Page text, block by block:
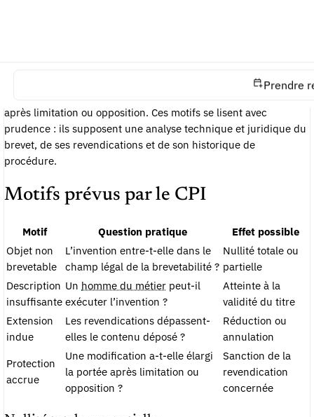
Prendre
description, l’extension de l’objet au-delà de la demande
après limitation ou opposition. Ces motifs se lisent avec
prudence : ils supposent une analyse technique et juridique du
brevet, de ses revendications et de son historique de
procédure.
Motifs prévus par le CPI
Motif Question pratique
Effet possible
Objet non
brevetable
L’invention entre-t-elle dans le
champ légal de la brevetabilité ?
Nullité totale ou
partielle
Description
insuffisante
Un homme du métier peut-il
exécuter l’invention ?
Atteinte à la
validité du titre
Extension
indue
Les revendications dépassent-
elles le contenu déposé ?
Réduction ou
annulation
Protection
accrue
Une modification a-t-elle élargi
la portée après limitation ou
opposition ?
Sanction de la
revendication
concernée